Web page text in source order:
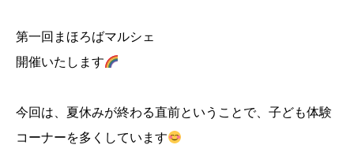
第一回まほろばマルシェ
開催いたします
今回は、夏休みが終わる直前ということで、子ども体験
コーナーを多くしています